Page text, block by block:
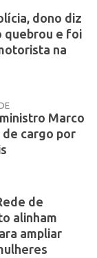
dono diz
quebrou e foi
na
Marco
de cargo por
de
alinham
ampliar